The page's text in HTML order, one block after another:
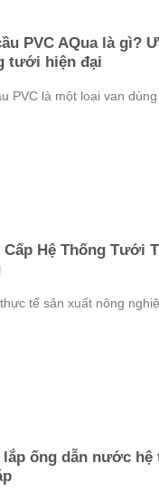
PVC AQua là gì?
tưới hiện đại
PVC là một loại van
Cấp Hệ Thống Tưới
tế sản xuất nông
lắp ống dẫn nước